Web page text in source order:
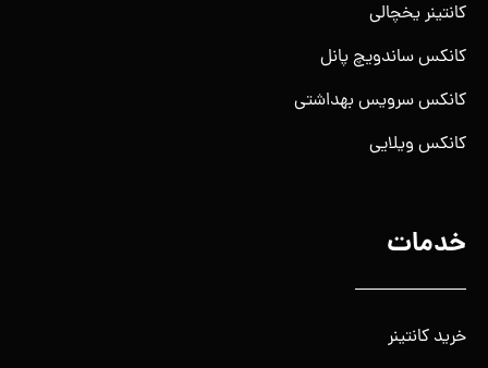
کانتینر یخچالی
کانکس ساندویچ پانل
کانکس سرویس بهداشتی
کانکس ویلایی
خدمات
خرید کانتینر